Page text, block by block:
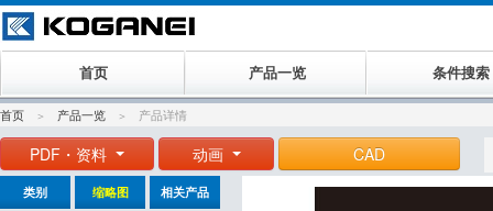
首页 产品一览 条件搜索
首页 产品一览 产品详情
PDF・资料 动画 CAD
类别 缩略图 相关产品